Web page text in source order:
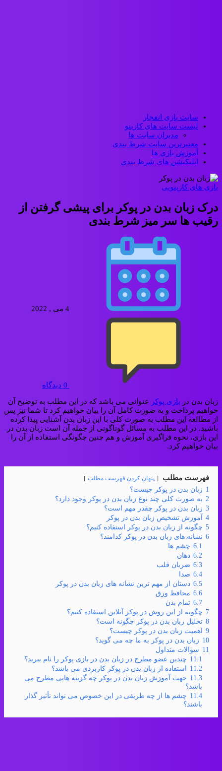
سایت بازی انفجار
لیست سایت های کازینو
مدیران سایت ها
معتبرترین سایت شرط بندی
آموزش بازی ها
اپلیکیشن های شرط بندی
بازی های کازینویی
درک زبان بدن در پوکر برای پیشی گرفتن از
رقیب ها سر میز شرط بندی
4 می , 2022
0 دیدگاه
زبان بدن در بازی پوکر عنوانی می باشد که در این مطلب به توضیح آن
خواهیم پرداخت و به صورت کامل آن را بیان خواهیم کرد تا شما نیز پس
از مطالعه این مطلب به صورت کلی با این زبان بدن آشنایی پيدا کرده
باشید. در این مطلب به مسائل گوناگونی از جمله آن است زبان بدن در
این بازی، نحوه فراگیری آموزش و هم چنین چگونگی استفاده از آن را
بیان خواهیم کرد.
فهرست مطلب پنهان کردن فهرست مطلب
1 زبان بدن در پوکر چیست؟
2 به صورت کلی چند نوع زبان بدن در پوکر وجود دارد؟
3 زبان بدن در پوکر چقدر مهم است؟
4
آموزش تشخیص زبان بدن در پوکر
5 چگونه از زبان بدن در پوکر استفاده کنیم؟
6 نشانه های زبان بدن در پوکر کدامند؟
6.1 چشم‌ ها
6.2 دهان
6.3 ضربان قلب
6.4 صدا
6.5 دستان از مهم ترین نشانه های زبان بدن در پوکر
6.6 محافظ ورق
6.7 تمام بدن
7 چگونه از این روش در پوکر آنلاین استفاده کنیم؟
8 تحلیل زبان بدن در پوکر چگونه است؟
9
اهمیت زبان بدن در پوکر چیست؟
10 زبان بدن در پوکر به ما چه می گوید؟
11 سوالات متداول
11.1 چندین عضو مطرح در زبان بدن در بازی پوکر را نام ببرید؟
11.2
استفاده از زبان بدن در پوکر کاربردی می باشد؟
11.3 جهت آموزش زبان بدن در پوکر چه گزینه هایی مطرح می
باشد؟
11.4 چشم ها از چه طریقی در این خصوص می تواند تأثیر گذار
باشند؟